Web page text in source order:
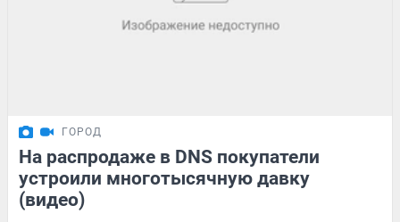
ГОРОД
На распродаже в DNS покупатели
устроили многотысячную давку
(видео)